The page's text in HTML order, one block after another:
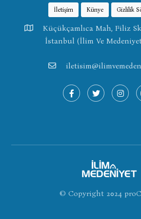
İletişim Künye Gizlilik
Küçükçamlıca Mah, Filiz
İstanbul (İlim Ve
© Copyright 2024